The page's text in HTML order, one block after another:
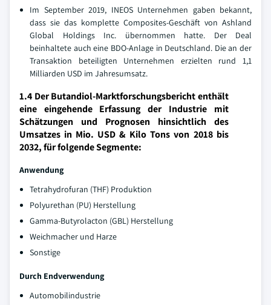
Im September 2019, INEOS Unternehmen gaben bekannt,
dass sie das komplette Composites-Geschäft von Ashland
Global Holdings Inc. übernommen hatte. Der Deal
beinhaltete auch eine BDO-Anlage in Deutschland. Die an der
Transaktion beteiligten Unternehmen erzielten rund 1,1
Milliarden USD im Jahresumsatz.
1.4 Der Butandiol-Marktforschungsbericht enthält
eine eingehende Erfassung der Industrie mit
Schätzungen und Prognosen hinsichtlich des
Umsatzes in Mio. USD & Kilo Tons von 2018 bis
2032, für folgende Segmente:
Anwendung
Tetrahydrofuran (THF) Produktion
Polyurethan (PU) Herstellung
Gamma-Butyrolacton (GBL) Herstellung
Weichmacher und Harze
Sonstige
Durch Endverwendung
Automobilindustrie